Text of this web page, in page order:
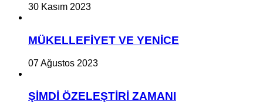
30 Kasım 2023
MÜKELLEFİYET VE YENİCE
07 Ağustos 2023
ŞİMDİ ÖZELEŞTİRİ ZAMANI